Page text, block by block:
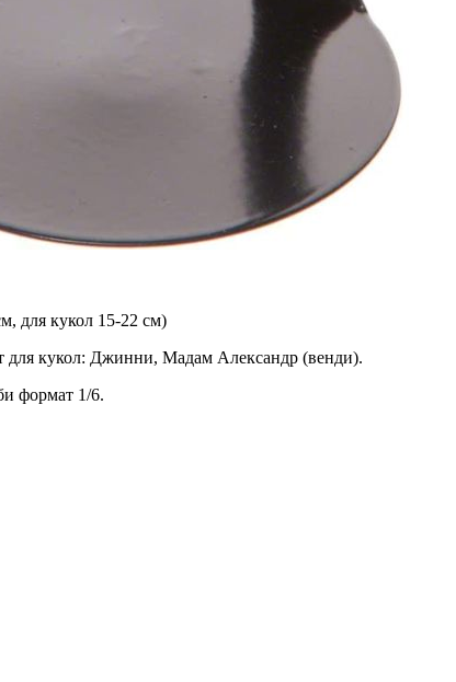
для кукол 15-22 см)
для кукол: Джинни, Мадам Александр (венди).
формат 1/6.